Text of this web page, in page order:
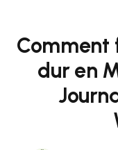
Comment
dur en